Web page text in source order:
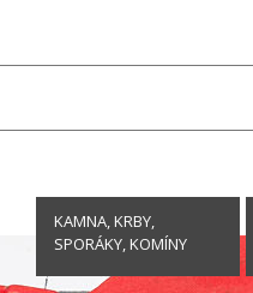
KAMNA, KRBY,
SPORÁKY, KOMÍNY